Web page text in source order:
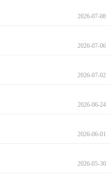
2026-07-08
2026-07-06
2026-07-02
2026-06-24
2026-06-01
2026-05-30